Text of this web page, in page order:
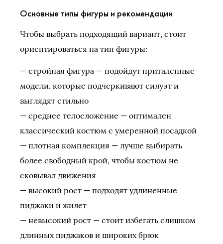
Основные типы фигуры и рекомендации
Чтобы выбрать подходящий вариант, стоит
ориентироваться на тип фигуры:
— стройная фигура — подойдут приталенные
модели, которые подчеркивают силуэт и
выглядят стильно
— среднее телосложение — оптимален
классический костюм с умеренной посадкой
— плотная комплекция — лучше выбирать
более свободный крой, чтобы костюм не
сковывал движения
— высокий рост — подходят удлиненные
пиджаки и жилет
— невысокий рост — стоит избегать слишком
длинных пиджаков и широких брюк